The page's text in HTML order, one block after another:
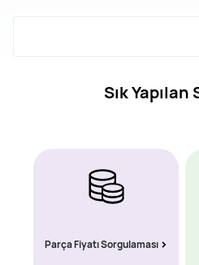
Sık
Parça Fiyatı Sorgulaması